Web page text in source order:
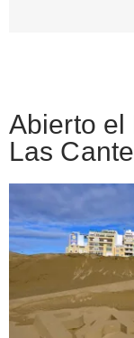
Abierto el
Las